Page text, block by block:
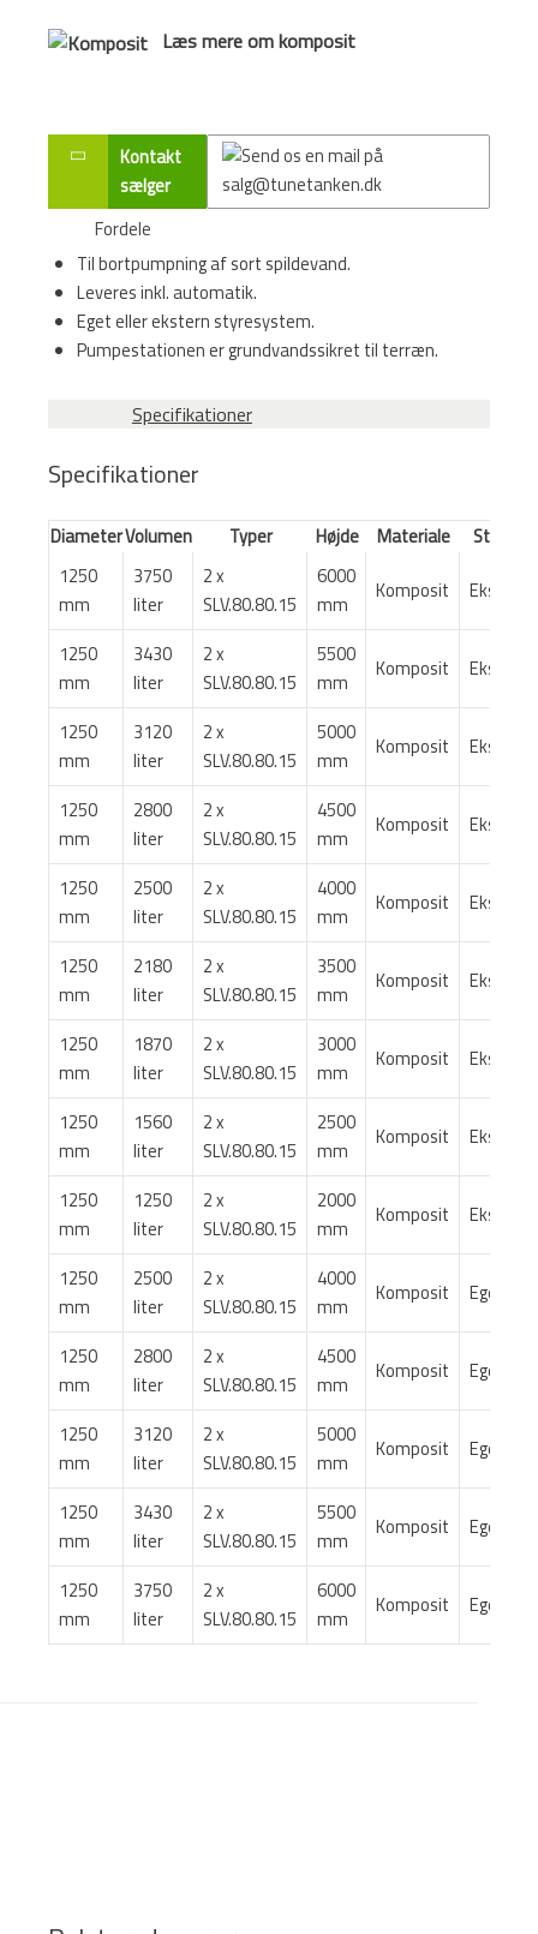
Læs mere om komposit
Kontakt
sælger
Fordele
Til bortpumpning af sort spildevand.
Leveres inkl. automatik.
Eget eller ekstern styresystem.
Pumpestationen er grundvandssikret til terræn.
Specifikationer
Specifikationer
DiameterVolumen Typer Højde Materiale
Styring
1250
mm
3750
liter
2 x
SLV.80.80.15
6000
mm
Komposit Ekstern
1250
mm
3430
liter
2 x
SLV.80.80.15
5500
mm
Komposit Ekstern
1250
mm
3120
liter
2 x
SLV.80.80.15
5000
mm
Komposit Ekstern
1250
mm
2800
liter
2 x
SLV.80.80.15
4500
mm
Komposit Ekstern
1250
mm
2500
liter
2 x
SLV.80.80.15
4000
mm
Komposit Ekstern
1250
mm
2180
liter
2 x
SLV.80.80.15
3500
mm
Komposit Ekstern
1250
mm
1870
liter
2 x
SLV.80.80.15
3000
mm
Komposit Ekstern
1250
mm
1560
liter
2 x
SLV.80.80.15
2500
mm
Komposit Ekstern
1250
mm
1250
liter
2 x
SLV.80.80.15
2000
mm
Komposit Ekstern
1250
mm
2500
liter
2 x
SLV.80.80.15
4000
mm
Komposit Eget
1250
mm
2800
liter
2 x
SLV.80.80.15
4500
mm
Komposit Eget
1250
mm
3120
liter
2 x
SLV.80.80.15
5000
mm
Komposit Eget
1250
mm
3430
liter
2 x
SLV.80.80.15
5500
mm
Komposit Eget
1250
mm
3750
liter
2 x
SLV.80.80.15
6000
mm
Komposit Eget